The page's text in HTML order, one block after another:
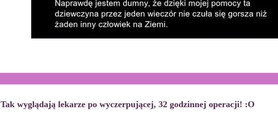
Tak wyglądają lekarze po wyczerpującej, 32 godzinnej operacji! :O